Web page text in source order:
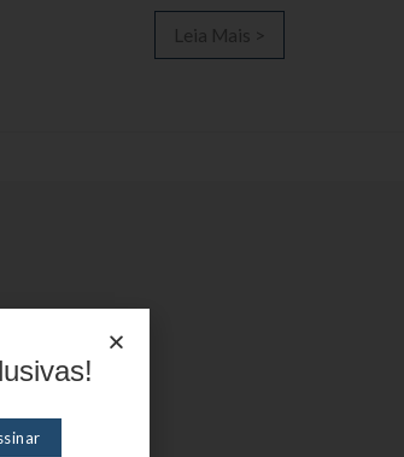
Leia Mais >